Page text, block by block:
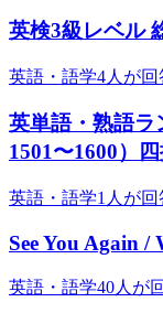
英検3級レベル
英語・語学4人が回
英単語・熟語ラ
1501〜1600）
英語・語学1人が回
See You Again /
英語・語学40人が